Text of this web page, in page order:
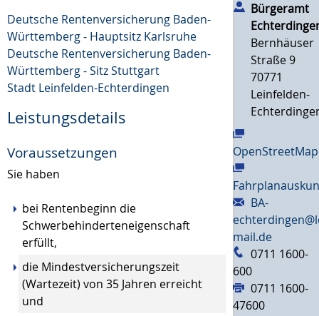
Deutsche Rentenversicherung Baden-
Württemberg - Hauptsitz Karlsruhe
Deutsche Rentenversicherung Baden-
Württemberg - Sitz Stuttgart
Stadt Leinfelden-Echterdingen
Leistungsdetails
Voraussetzungen
Sie haben
bei Rentenbeginn die
Schwerbehinderteneigenschaft
erfüllt,
die Mindestversicherungszeit
(Wartezeit) von 35 Jahren erreicht
und
Bürgeramt
Bernhäuser
Straße 9
70771
Leinfelden-
OpenStreetMap
BA-
mail.de
0711 1600-
600
0711 1600-
47600